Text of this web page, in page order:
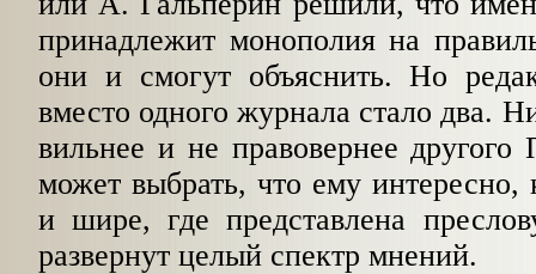
принадлежит монополия на
они и смогут объяснить. Но
вместо одного журнала стало два.
вильнее и не правовернее другого
может вы­брать, что ему интересно,
и шире, где представлена
развернут целый спектр мнений.